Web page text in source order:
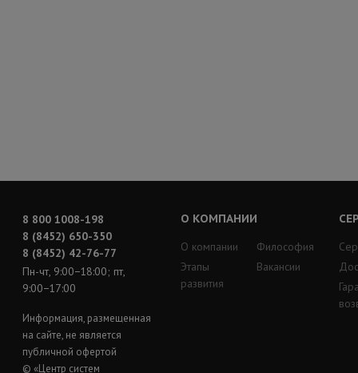
8 800 1008-198
8 (8452) 650-350
8 (8452) 42-76-77
Пн-чт, 9:00−18:00; пт,
9:00−17:00
Информация, размещенная
на сайте, не является
публичной офертой
© «Центр систем
О КОМПАНИИ
О компании
Этапы
развития
Философия
Вакансии